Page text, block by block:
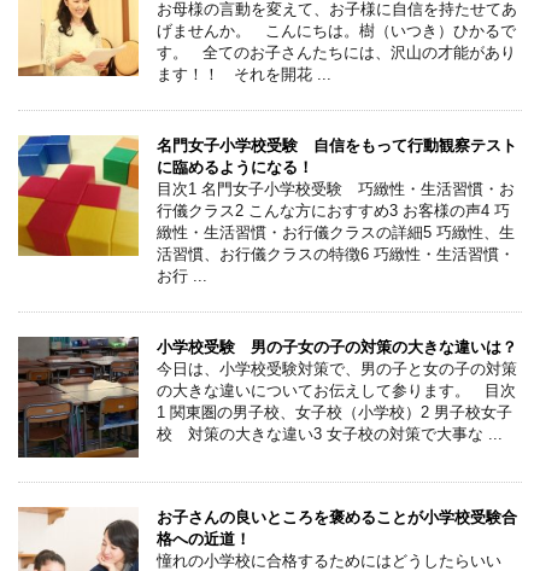
お母様の言動を変えて、お子様に自信を持たせてあ
げませんか。 こんにちは。樹（いつき）ひかるで
す。 全てのお子さんたちには、沢山の才能があり
ます！！ それを開花 ...
名門女子小学校受験 自信をもって行動観察テスト
に臨めるようになる！
目次1 名門女子小学校受験 巧緻性・生活習慣・お
行儀クラス2 こんな方におすすめ3 お客様の声4 巧
緻性・生活習慣・お行儀クラスの詳細5 巧緻性、生
活習慣、お行儀クラスの特徴6 巧緻性・生活習慣・
お行 ...
小学校受験 男の子女の子の対策の大きな違いは？
今日は、小学校受験対策で、男の子と女の子の対策
の大きな違いについてお伝えして参ります。 目次
1 関東圏の男子校、女子校（小学校）2 男子校女子
校 対策の大きな違い3 女子校の対策で大事な ...
お子さんの良いところを褒めることが小学校受験合
格への近道！
憧れの小学校に合格するためにはどうしたらいい